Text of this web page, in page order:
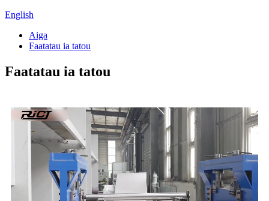
English
Aiga
Faatatau ia tatou
Faatatau ia tatou